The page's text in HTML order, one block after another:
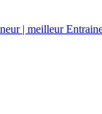
| meilleur